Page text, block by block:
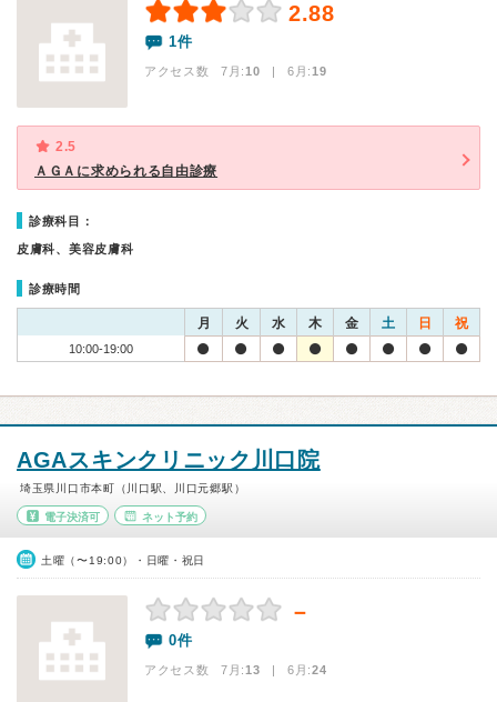
2.88
1件
アクセス数 7月:10 | 6月:19
2.5
ＡＧＡに求められる自由診療
診療科目：
皮膚科、美容皮膚科
診療時間
月 火 水 木 金 土 日 祝
10:00-19:00
AGAスキンクリニック川口院
埼玉県川口市本町（川口駅、川口元郷駅）
電子決済可 ネット予約
土曜（〜19:00）・日曜・祝日
－
0件
アクセス数 7月:13 | 6月:24